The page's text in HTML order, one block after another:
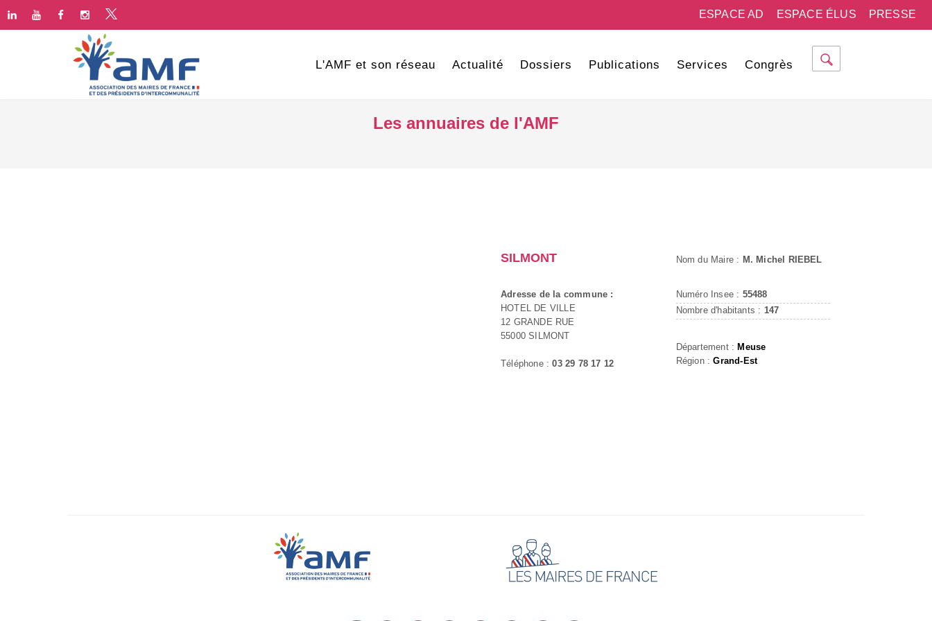
PRESSE
ESPACE ÉLUS
ESPACE AD
L'AMF et son réseau Actualité Dossiers Publications Services Congrès
Les annuaires de l'AMF
SILMONT
Adresse de la commune :
HOTEL DE VILLE
12 GRANDE RUE
55000 SILMONT
Téléphone :03 29 78 17 12
Nom du Maire : M. Michel RIEBEL
Numéro Insee : 55488
Nombre d'habitants : 147
Département : Meuse
Région :Grand-Est